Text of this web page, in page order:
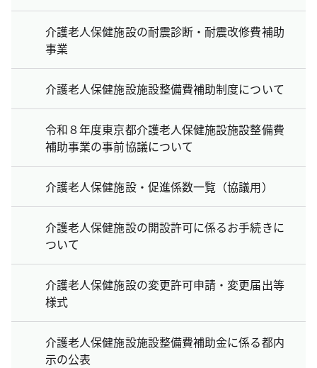
介護老人保健施設の耐震診断・耐震改修費補助
事業
介護老人保健施設施設整備費補助制度について
令和８年度東京都介護老人保健施設施設整備費
補助事業の事前協議について
介護老人保健施設・促進係数一覧（協議用）
介護老人保健施設の開設許可に係るお手続きに
ついて
介護老人保健施設の変更許可申請・変更届出等
様式
介護老人保健施設施設整備費補助金に係る都内
示の公表